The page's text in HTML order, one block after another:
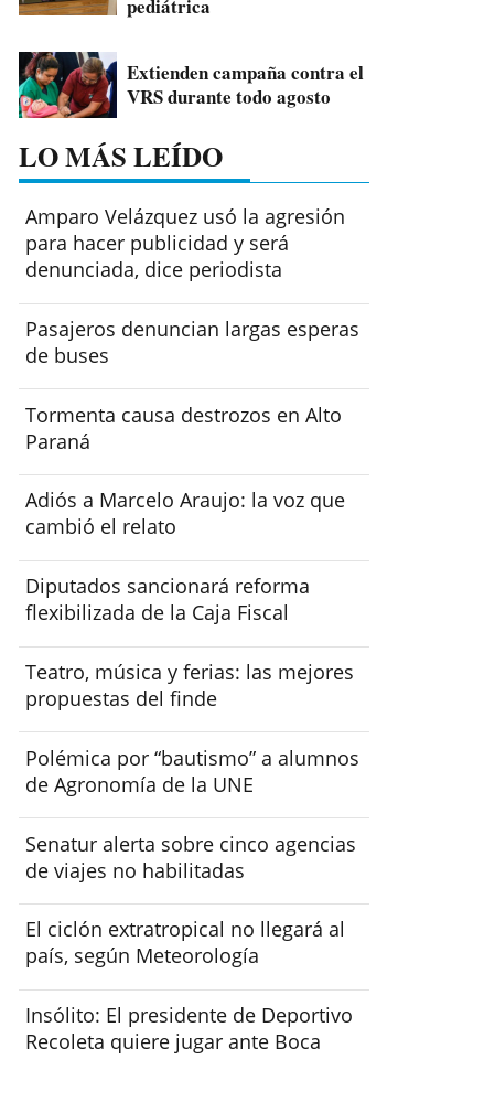
pediátrica
Extienden campaña contra el
VRS durante todo agosto
LO MÁS LEÍDO
Amparo Velázquez usó la agresión
para hacer publicidad y será
denunciada, dice periodista
Pasajeros denuncian largas esperas
de buses
Tormenta causa destrozos en Alto
Paraná
Adiós a Marcelo Araujo: la voz que
cambió el relato
Diputados sancionará reforma
flexibilizada de la Caja Fiscal
Teatro, música y ferias: las mejores
propuestas del finde
Polémica por “bautismo” a alumnos
de Agronomía de la UNE
Senatur alerta sobre cinco agencias
de viajes no habilitadas
El ciclón extratropical no llegará al
país, según Meteorología
Insólito: El presidente de Deportivo
Recoleta quiere jugar ante Boca